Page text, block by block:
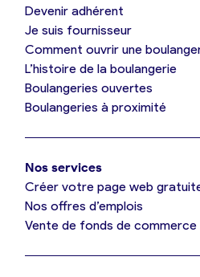
Je découvre France
Mes tarifs
Je référence ma
Offres d’emploi
Devenir adhérent
Je suis fournisseur
Comment ouvrir une
L’histoire de la boulangerie
Boulangeries ouvertes
Boulangeries à proximité
Nos services
Créer votre page web
Nos offres d’emplois
Vente de fonds de commerce